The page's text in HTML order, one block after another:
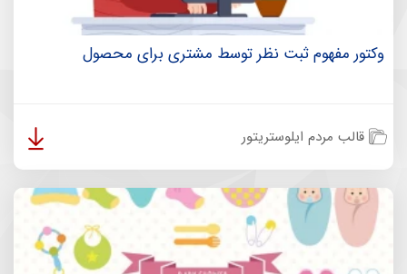
وکتور مفهوم ثبت نظر توسط مشتری برای محصول
قالب مردم ایلوستریتور